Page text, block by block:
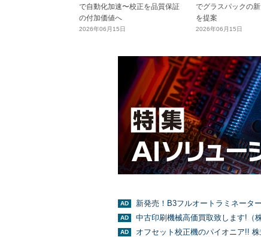
で自動化加速〜校正を品質保証
の付加価値へ
2026年06月15日
でグラスパックの
を提案
2026年06月15日
新発売！B3フルオートラミネータ
中古印刷機械高価買取致します!（
オフセット校正機のパイオニア!!